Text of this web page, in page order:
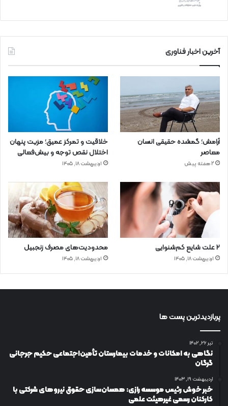
آخرین اخبار فناوری
آرامش؛ گمشده حقیقی انسان
معاصر
2 هفته پیش
خلاقیت و تمرکز عمیق؛ مزیت پنهان
اختلال نقص توجه و بیش‌فعالی
اردیبهشت ۱۸, ۱۴۰۵
۲ علت شایع‌ کم‌شنوایی
اردیبهشت ۱۸, ۱۴۰۵
محدودیت‌های مصرف زنجبیل
اردیبهشت ۱۸, ۱۴۰۵
پربازدیدترین پست ها
تیر ۲۶, ۱۴۰۲
نگاهی به امکانات و خدمات بیمارستان تأمین‌اجتماعی حکیم جرجانی
گرگان
اردیبهشت ۱۹, ۱۴۰۳
خبر خوش رئیس موسسه رازی: همسان‌سازی حقوق نیروهای شرکتی با
کارکنان رسمی غیرهیئت علمی